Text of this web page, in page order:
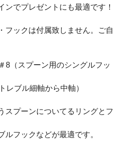
ンでプレゼントにも最適です！
フックは付属致しません。ご自
8（スプーン用のシングルフッ
ブル細軸から中軸）
スプーンについてるリングとフ
ルフックなどが最適です。